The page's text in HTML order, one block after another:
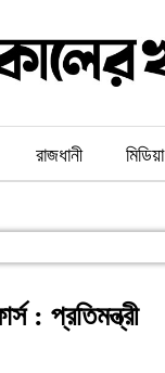
রাজধানী মিডিয়া
: প্রতিমন্ত্রী